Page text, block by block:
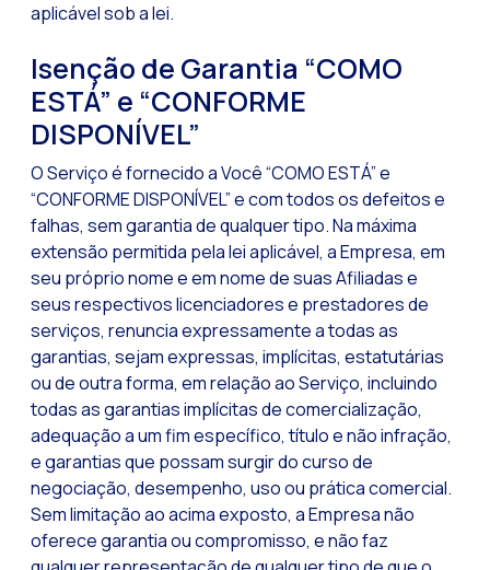
aplicável sob a lei.
Isenção de Garantia “COMO
ESTÁ” e “CONFORME
DISPONÍVEL”
O Serviço é fornecido a Você “COMO ESTÁ” e
“CONFORME DISPONÍVEL” e com todos os defeitos e
falhas, sem garantia de qualquer tipo. Na máxima
extensão permitida pela lei aplicável, a Empresa, em
seu próprio nome e em nome de suas Afiliadas e
seus respectivos licenciadores e prestadores de
serviços, renuncia expressamente a todas as
garantias, sejam expressas, implícitas, estatutárias
ou de outra forma, em relação ao Serviço, incluindo
todas as garantias implícitas de comercialização,
adequação a um fim específico, título e não infração,
e garantias que possam surgir do curso de
negociação, desempenho, uso ou prática comercial.
Sem limitação ao acima exposto, a Empresa não
oferece garantia ou compromisso, e não faz